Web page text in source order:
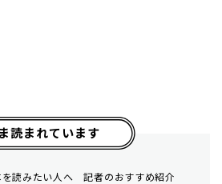
読まれています
を読みたい人へ 記者のおすすめ紹介